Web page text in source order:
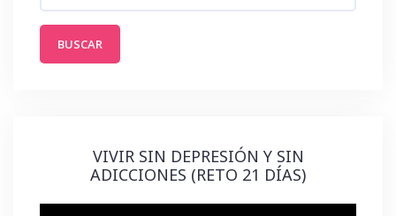
VIVIR SIN DEPRESIÓN Y SIN
ADICCIONES (RETO 21 DÍAS)